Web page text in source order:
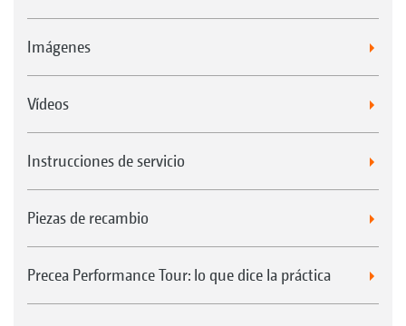
Imágenes
Vídeos
Instrucciones de servicio
Piezas de recambio
Precea Performance Tour: lo que dice la práctica